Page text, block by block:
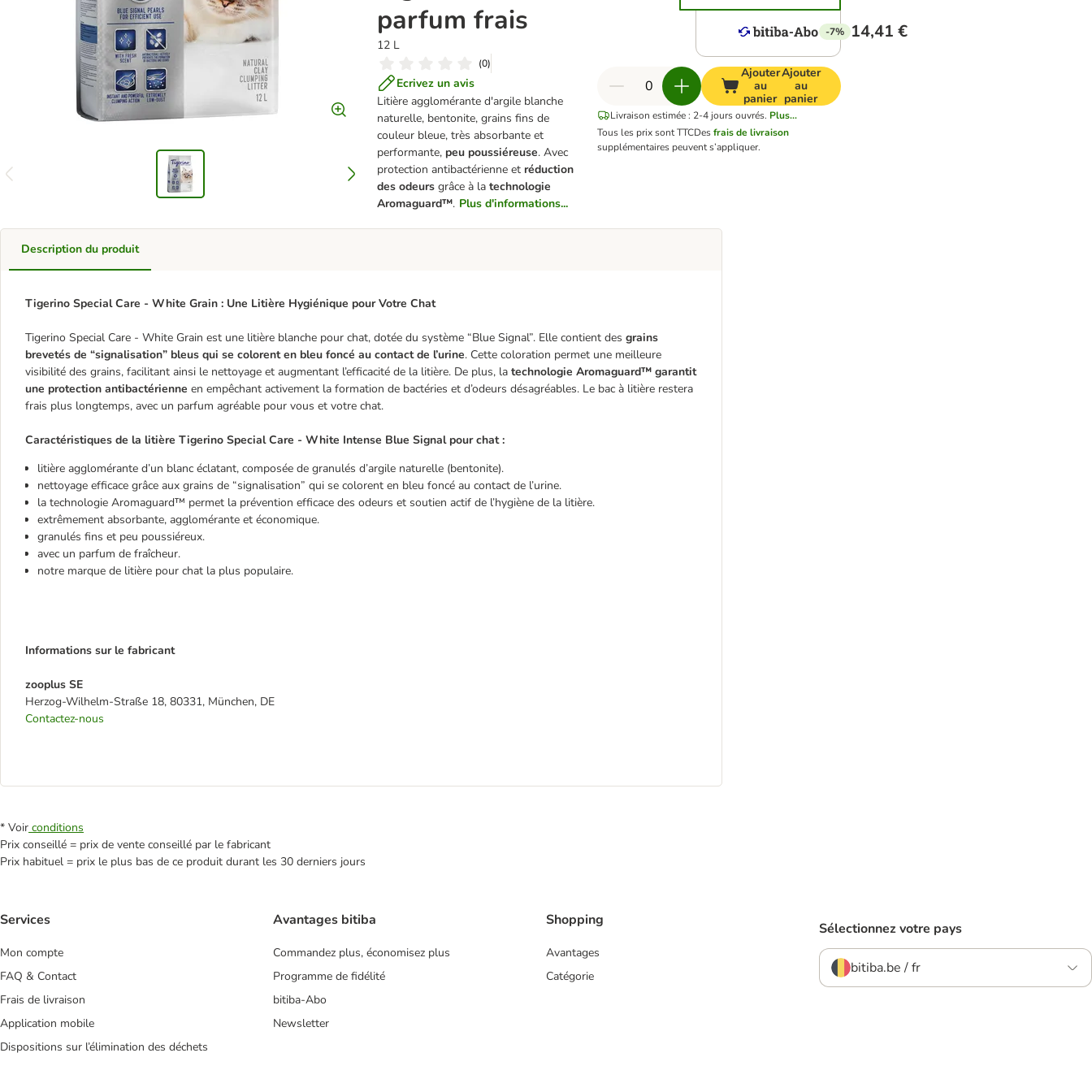
parfum frais
12 L
(0)
Ecrivez un avis
Litière agglomérante d'argile blanche
naturelle, bentonite, grains fins de
couleur bleue, très absorbante et
performante, peu poussiéreuse. Avec
protection antibactérienne etréduction
des odeursgrâce à la technologie
Aromaguard™. Plus d'informations...
-7% 14,41 €
Ajouter
au
panier
Ajouter
au
panier
Livraison estimée : 2-4 jours ouvrés. Plus...
Tous les prix sont TTCDesfrais de livraison
supplémentaires peuvent s’appliquer.
Description du produit
Tigerino Special Care - White Grain : Une Litière Hygiénique pour Votre Chat
Tigerino Special Care - White Grain est une litière blanche pour chat, dotée du système “Blue Signal”. Elle contient des grains
brevetés de “signalisation” bleus qui se colorent en bleu foncé au contact de l’urine. Cette coloration permet une meilleure
visibilité des grains, facilitant ainsi le nettoyage et augmentant l’efficacité de la litière. De plus, la technologie Aromaguard™ garantit
une protection antibactérienne en empêchant activement la formation de bactéries et d’odeurs désagréables. Le bac à litière restera
frais plus longtemps, avec un parfum agréable pour vous et votre chat.
Caractéristiques de la litière Tigerino Special Care - White Intense Blue Signal pour chat :
litière agglomérante d’un blanc éclatant, composée de granulés d’argile naturelle (bentonite).
nettoyage efficace grâce aux grains de “signalisation” qui se colorent en bleu foncé au contact de l’urine.
la technologie Aromaguard™ permet la prévention efficace des odeurs et soutien actif de l’hygiène de la litière.
extrêmement absorbante, agglomérante et économique.
granulés fins et peu poussiéreux.
avec un parfum de fraîcheur.
notre marque de litière pour chat la plus populaire.
Informations sur le fabricant
zooplus SE
Herzog-Wilhelm-Straße 18, 80331, München, DE
Contactez-nous
* Voir conditions
Prix conseillé = prix de vente conseillé par le fabricant
Prix habituel = prix le plus bas de ce produit durant les 30 derniers jours
Services
Mon compte
FAQ & Contact
Frais de livraison
Application mobile
Dispositions sur l’élimination des déchets
Avantages bitiba
Commandez plus, économisez plus
Programme de fidélité
bitiba-Abo
Newsletter
Shopping
Avantages
Catégorie
Sélectionnez votre pays
bitiba.be / fr